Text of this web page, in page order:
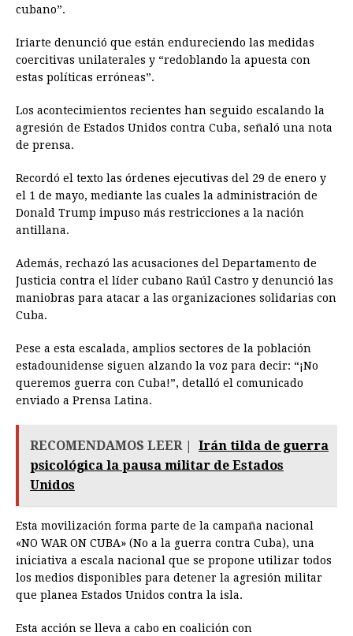
cubano”.
Iriarte denunció que están endureciendo las medidas
coercitivas unilaterales y “redoblando la apuesta con
estas políticas erróneas”.
Los acontecimientos recientes han seguido escalando la
agresión de Estados Unidos contra Cuba, señaló una nota
de prensa.
Recordó el texto las órdenes ejecutivas del 29 de enero y
el 1 de mayo, mediante las cuales la administración de
Donald Trump impuso más restricciones a la nación
antillana.
Además, rechazó las acusaciones del Departamento de
Justicia contra el líder cubano Raúl Castro y denunció las
maniobras para atacar a las organizaciones solidarias con
Cuba.
Pese a esta escalada, amplios sectores de la población
estadounidense siguen alzando la voz para decir: “¡No
queremos guerra con Cuba!”, detalló el comunicado
enviado a Prensa Latina.
RECOMENDAMOS LEER |
Irán tilda de guerra
psicológica la pausa militar de Estados
Unidos
Esta movilización forma parte de la campaña nacional
«NO WAR ON CUBA» (No a la guerra contra Cuba), una
iniciativa a escala nacional que se propone utilizar todos
los medios disponibles para detener la agresión militar
que planea Estados Unidos contra la isla.
Esta acción se lleva a cabo en coalición con